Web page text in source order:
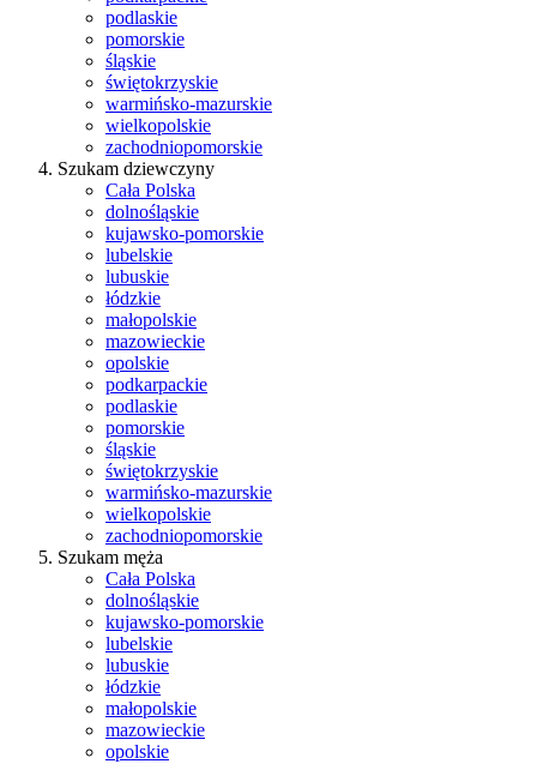
podlaskie
pomorskie
śląskie
świętokrzyskie
warmińsko-mazurskie
wielkopolskie
zachodniopomorskie
Szukam dziewczyny
Cała Polska
dolnośląskie
kujawsko-pomorskie
lubelskie
lubuskie
łódzkie
małopolskie
mazowieckie
opolskie
podkarpackie
podlaskie
pomorskie
śląskie
świętokrzyskie
warmińsko-mazurskie
wielkopolskie
zachodniopomorskie
Szukam męża
Cała Polska
dolnośląskie
kujawsko-pomorskie
lubelskie
lubuskie
łódzkie
małopolskie
mazowieckie
opolskie